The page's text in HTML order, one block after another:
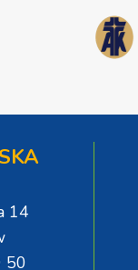
14
50